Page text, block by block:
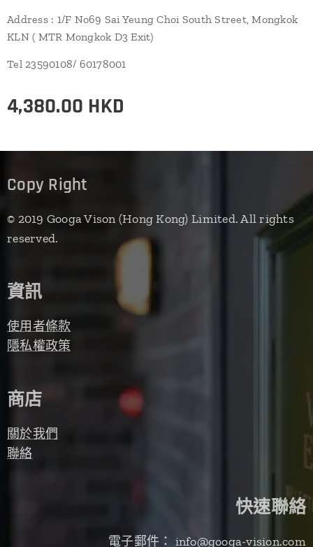
Address : 1/F No69 Sai Yeung Choi South Street, Mongkok
KLN ( MTR Mongkok D3 Exit)
Tel 23590108/ 60178001
4,380.00 HKD
Copy Right
© 2019 Googa Vison (Hong Kong) Limited. All rights
reserved.
資訊
使用者條款
隱私權政策
商店
關於我們
聯絡
快速聯絡
電子郵件： info@googa-vision.com